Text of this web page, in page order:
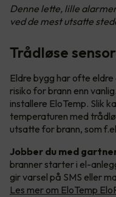
Denne lette, lille
ved de mest utsatte
Trådløse
Eldre bygg har ofte
risiko for brann enn
installere EloTemp. Slik
temperaturen med
utsatte for brann, som
Jobber du med
branner starter i el-
gir varsel på SMS eller
Les mer om EloTemp